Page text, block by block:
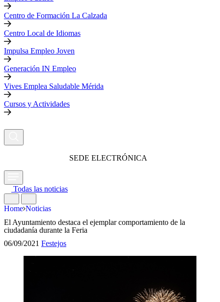
Centro de Formación La Calzada
Centro Local de Idiomas
Impulsa Empleo Joven
Generación IN Empleo
Vives Emplea Saludable Mérida
Cursos y Actividades
SEDE ELECTRÓNICA
Todas las noticias
Home Noticias
El Ayuntamiento destaca el ejemplar comportamiento de la
ciudadanía durante la Feria
06/09/2021 Festejos